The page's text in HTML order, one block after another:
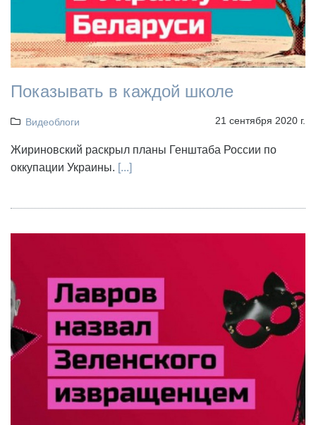
Показывать в каждой школе
Видеоблоги 21 сентября 2020 г.
Жириновский раскрыл планы Генштаба России по
оккупации Украины. [...]